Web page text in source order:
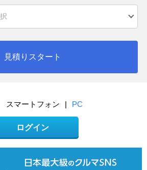
見積りスタート
スマートフォン | PC
ログイン